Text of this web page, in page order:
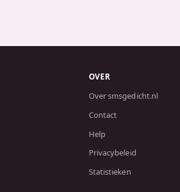
OVER
Over smsgedicht.nl
Contact
Help
Privacybeleid
Statistieken